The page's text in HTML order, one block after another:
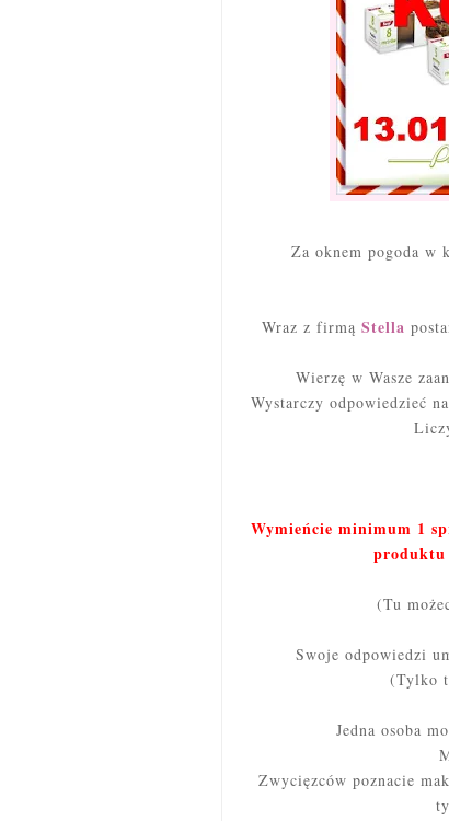
Za oknem pogoda w
Wraz z firmą Stella
Wierzę w Wasze
Wystarczy odpowiedzieć
Wymieńcie minimum 1
produktu
(Tu
Swoje odpowiedzi
(Tylko
Jedna osoba
Zwycięzców poznacie